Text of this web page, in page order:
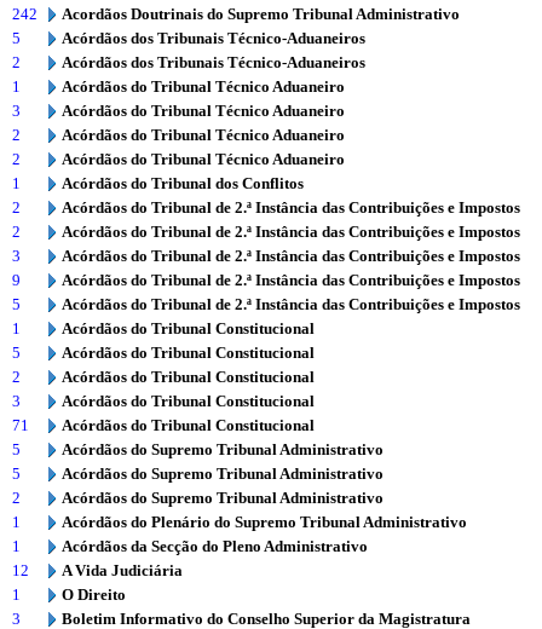
242
Acordãos Doutrinais do Supremo Tribunal Administrativo
5
Acórdãos dos Tribunais Técnico-Aduaneiros
2
Acórdãos dos Tribunais Técnico-Aduaneiros
1
Acórdãos do Tribunal Técnico Aduaneiro
3
Acórdãos do Tribunal Técnico Aduaneiro
2
Acórdãos do Tribunal Técnico Aduaneiro
2
Acórdãos do Tribunal Técnico Aduaneiro
1
Acórdãos do Tribunal dos Conflitos
2
Acórdãos do Tribunal de 2.ª Instância das Contribuições e Impostos
2
Acórdãos do Tribunal de 2.ª Instância das Contribuições e Impostos
3
Acórdãos do Tribunal de 2.ª Instância das Contribuições e Impostos
9
Acórdãos do Tribunal de 2.ª Instância das Contribuições e Impostos
5
Acórdãos do Tribunal de 2.ª Instância das Contribuições e Impostos
1
Acórdãos do Tribunal Constitucional
5
Acórdãos do Tribunal Constitucional
2
Acórdãos do Tribunal Constitucional
3
Acórdãos do Tribunal Constitucional
71
Acórdãos do Tribunal Constitucional
5
Acórdãos do Supremo Tribunal Administrativo
5
Acórdãos do Supremo Tribunal Administrativo
2
Acórdãos do Supremo Tribunal Administrativo
1
Acórdãos do Plenário do Supremo Tribunal Administrativo
1
Acórdãos da Secção do Pleno Administrativo
12
A Vida Judiciária
1
O Direito
3
Boletim Informativo do Conselho Superior da Magistratura